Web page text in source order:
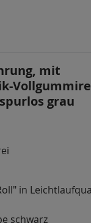
mit
grau
in
schwarz